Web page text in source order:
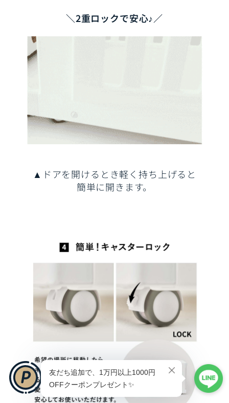
＼2重ロックで安心♪／
▲ドアを開けるとき軽く持ち上げると
簡単に開きます。